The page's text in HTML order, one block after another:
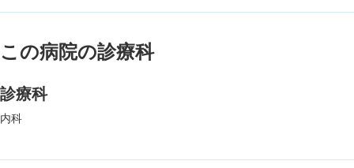
この病院の診療科
診療科
内科